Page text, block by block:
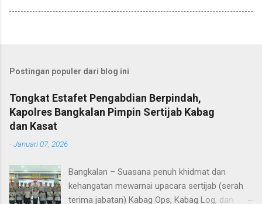
Postingan populer dari blog ini
Tongkat Estafet Pengabdian Berpindah,
Kapolres Bangkalan Pimpin Sertijab Kabag
dan Kasat
-Januari 07, 2026
Bangkalan – Suasana penuh khidmat dan
kehangatan mewarnai upacara sertijab (serah
terima jabatan) Kabag Ops, Kabag Log, dan